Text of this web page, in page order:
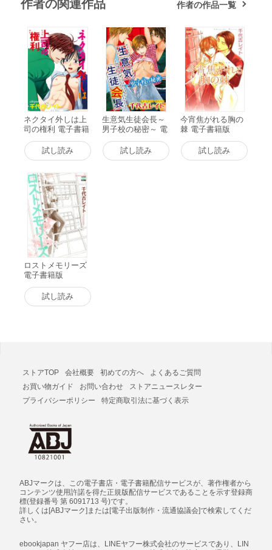
作者の関連作品 作者の作品一覧
ネクタイ外しは上
司の権利 電子書籍
試し読み
生意気生徒会長～
男子校の秘密～ 電
子書籍版
試し読み
今宵焦がれる胸の
棘 電子書籍版
試し読み
ロストメモリーズ
電子書籍版
試し読み
ストアTOP 会社概要 初めての方へ
よくあるご質問
お買い物ガイド
お問い合わせ
ストアニュースレター
プライバシーポリシー
特定商取引法に基づく表示
ABJマークは、この電子書店・電子書籍配信サービスが、著作権者から
コンテンツ使用許諾を得た正規版配信サービスであることを示す登録商
標(登録番号 第 6091713 号)です。
詳しくは[ABJマーク]または[電子出版制作・流通協議会]で検索してくだ
さい。
ebookjapan ヤフー店は、LINEヤフー株式会社のサービスであり、LIN